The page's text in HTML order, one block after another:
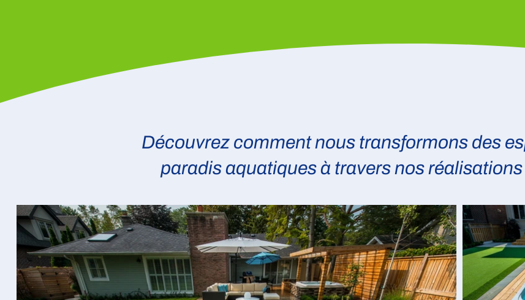
Découvrez comment nous transformons des
paradis aquatiques à travers nos réalisations